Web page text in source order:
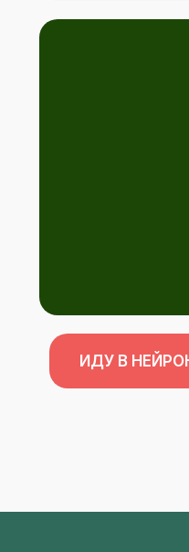
ИДУ В